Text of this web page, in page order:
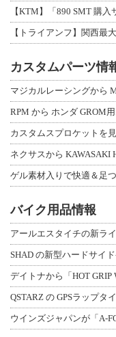
【KTM】「890 SMT 購
カスタムパーツ情
ネクサスから KAWASAKI
バイク用品情報
SHAD の新型ハードサイ
デイトナから「HOT
QSTARZ の GPSラップタ
ウインズジャパンが「A-